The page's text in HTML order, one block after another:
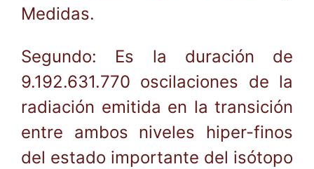
Medidas.
Segundo: Es la duración de
9.192.631.770 oscilaciones de la
radiación emitida en la transición
entre ambos niveles hiper-finos
del estado importante del isótopo